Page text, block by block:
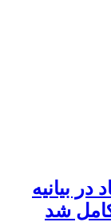
بیانیه
شد